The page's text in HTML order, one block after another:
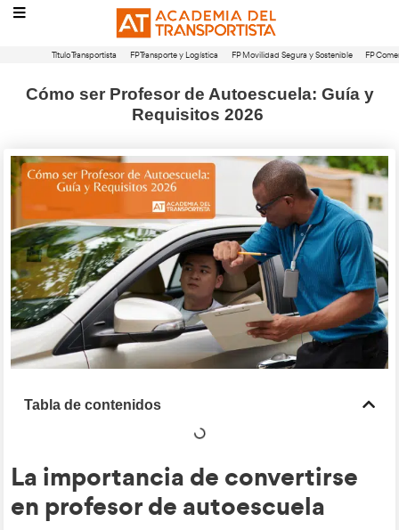
Cómo ser Profesor de
Tabla de contenidos